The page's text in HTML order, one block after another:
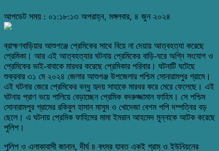
আপডেট সময় : ০১:১৮:১৩ অপরাহ্ন, মঙ্গলবার, ৪ জুন ২০২৪
ব্রাহ্মণবাড়িয়ার আশুগঞ্জে প্রেমিকের সাথে বিয়ে না দেয়ায় আত্বহত্যা করেছে
প্রেমিকা। আর এই আত্বহত্যার ঘটনায় প্রেমিকের বাড়ি-ঘরে অগ্নি সংযোগ ও
প্রেমিকের ভাই-বাবাকে মারধর করেছে প্রেমিকার পরিবার। ঘটনাটি ঘটেছে
শুক্রবার ৩১ মে ২০২৪ জেলার আশুগঞ্জ উপজেলার পশ্চিম সোনারামপুর গ্রামে।
এই ঘটনার জেরে প্রেমিকের বন্ধু হৃদয় সাহাকে মারধর করে মেরে ফেলেছে। এই
ঘটনায় প্রাণ ভয়ে পালিয়ে বেড়াচ্ছেন প্রেমিক বদরুজ্জামান ফাহিম। সে পশ্চিম
সোনারামপুর গ্রামের রকিবুল হাসান মাসুম ও খোদেজা বেগম পপি দম্পত্বির বড়
ছেলে। এ ঘটনায় প্রেমিক ফাহিমের মামা ইমরান আহমেদ মুন্নাকে আটক করেছে
পুলিশ।
পুলিশ ও এলাকাবাসী জানান, দীর্ঘ ৪ বৎসর যাবত একই গ্রাম ও ইউনিয়নের